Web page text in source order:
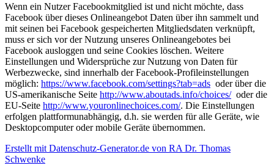
Wenn ein Nutzer Facebookmitglied ist und nicht möchte, dass
Facebook über dieses Onlineangebot Daten über ihn sammelt und
mit seinen bei Facebook gespeicherten Mitgliedsdaten verknüpft,
muss er sich vor der Nutzung unseres Onlineangebotes bei
Facebook ausloggen und seine Cookies löschen. Weitere
Einstellungen und Widersprüche zur Nutzung von Daten für
Werbezwecke, sind innerhalb der Facebook-Profileinstellungen
möglich: https://www.facebook.com/settings?tab=ads oder über die
US-amerikanische Seite http://www.aboutads.info/choices/oder die
EU-Seite http://www.youronlinechoices.com/. Die Einstellungen
erfolgen plattformunabhängig, d.h. sie werden für alle Geräte, wie
Desktopcomputer oder mobile Geräte übernommen.
Erstellt mit Datenschutz-Generator.de von RA Dr. Thomas
Schwenke